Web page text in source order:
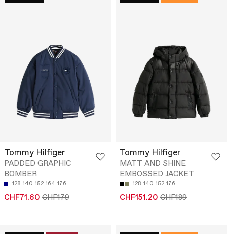
Tommy Hilfiger
PADDED GRAPHIC
BOMBER
128 140 152 164 176
CHF71.60 CHF179
Tommy Hilfiger
MATT AND SHINE
EMBOSSED JACKET
128 140 152 176
CHF151.20 CHF189